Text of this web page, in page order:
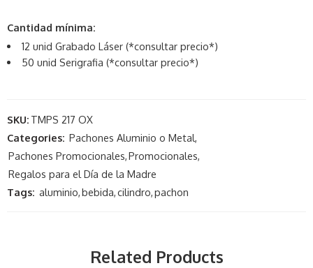
Cantidad mínima:
12 unid Grabado Láser (*consultar precio*)
50 unid Serigrafia (*consultar precio*)
SKU: TMPS 217 OX
Categories: Pachones Aluminio o Metal,
Pachones Promocionales,Promocionales,
Regalos para el Día de la Madre
Tags: aluminio,bebida,cilindro,pachon
Related Products